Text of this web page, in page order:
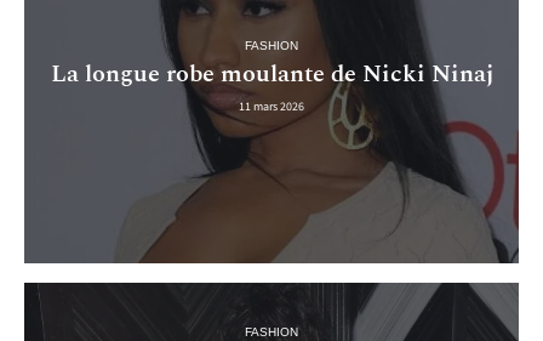
FASHION
La longue robe moulante de Nicki Ninaj
11 mars 2026
FASHION